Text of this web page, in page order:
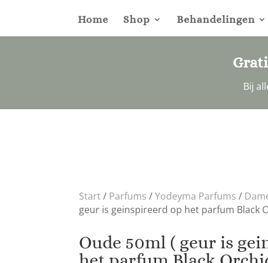
Home Shop Behandelingen
Bij
Start/ Parfums /Yodeyma Parfums /
geur is geinspireerd op het parfum Black
Oude 50ml ( geur is